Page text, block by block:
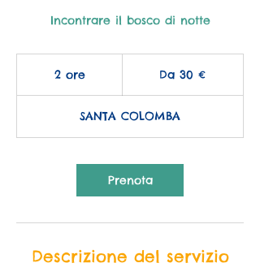
Incontrare il bosco di notte
2 ore2
e
Da 30 €
SANTA COLOMBA
Prenota
Descrizione del servizio